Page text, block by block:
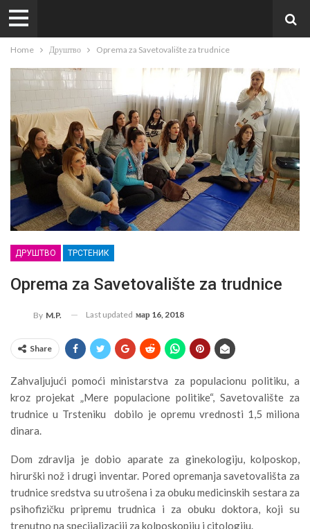
Home Друштво Oprema za Savetovalište za trudnice
ДРУШТВО ТРСТЕНИК
Oprema za Savetovalište za trudnice
By M.P. Last updated мар 16, 2018
Share
Zahvaljujući pomoći ministarstva za populacionu politiku, a
kroz projekat „Mere populacione politike“, Savetovalište za
trudnice u Trsteniku dobilo je opremu vrednosti 1,5 miliona
dinara.
Dom zdravlja je dobio aparate za ginekologiju, kolposkop,
hirurški nož i drugi inventar. Pored opremanja savetovališta za
trudnice sredstva su utrošena i za obuku medicinskih sestara za
psihofizičku pripremu trudnica i za obuku doktora, koji su
trenutno na specijalizaciji za kolposkopiju i citologiju.